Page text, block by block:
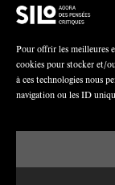
Pour offrir les meilleures
cookies pour stocker et/
à ces technologies nous
navigation ou les ID